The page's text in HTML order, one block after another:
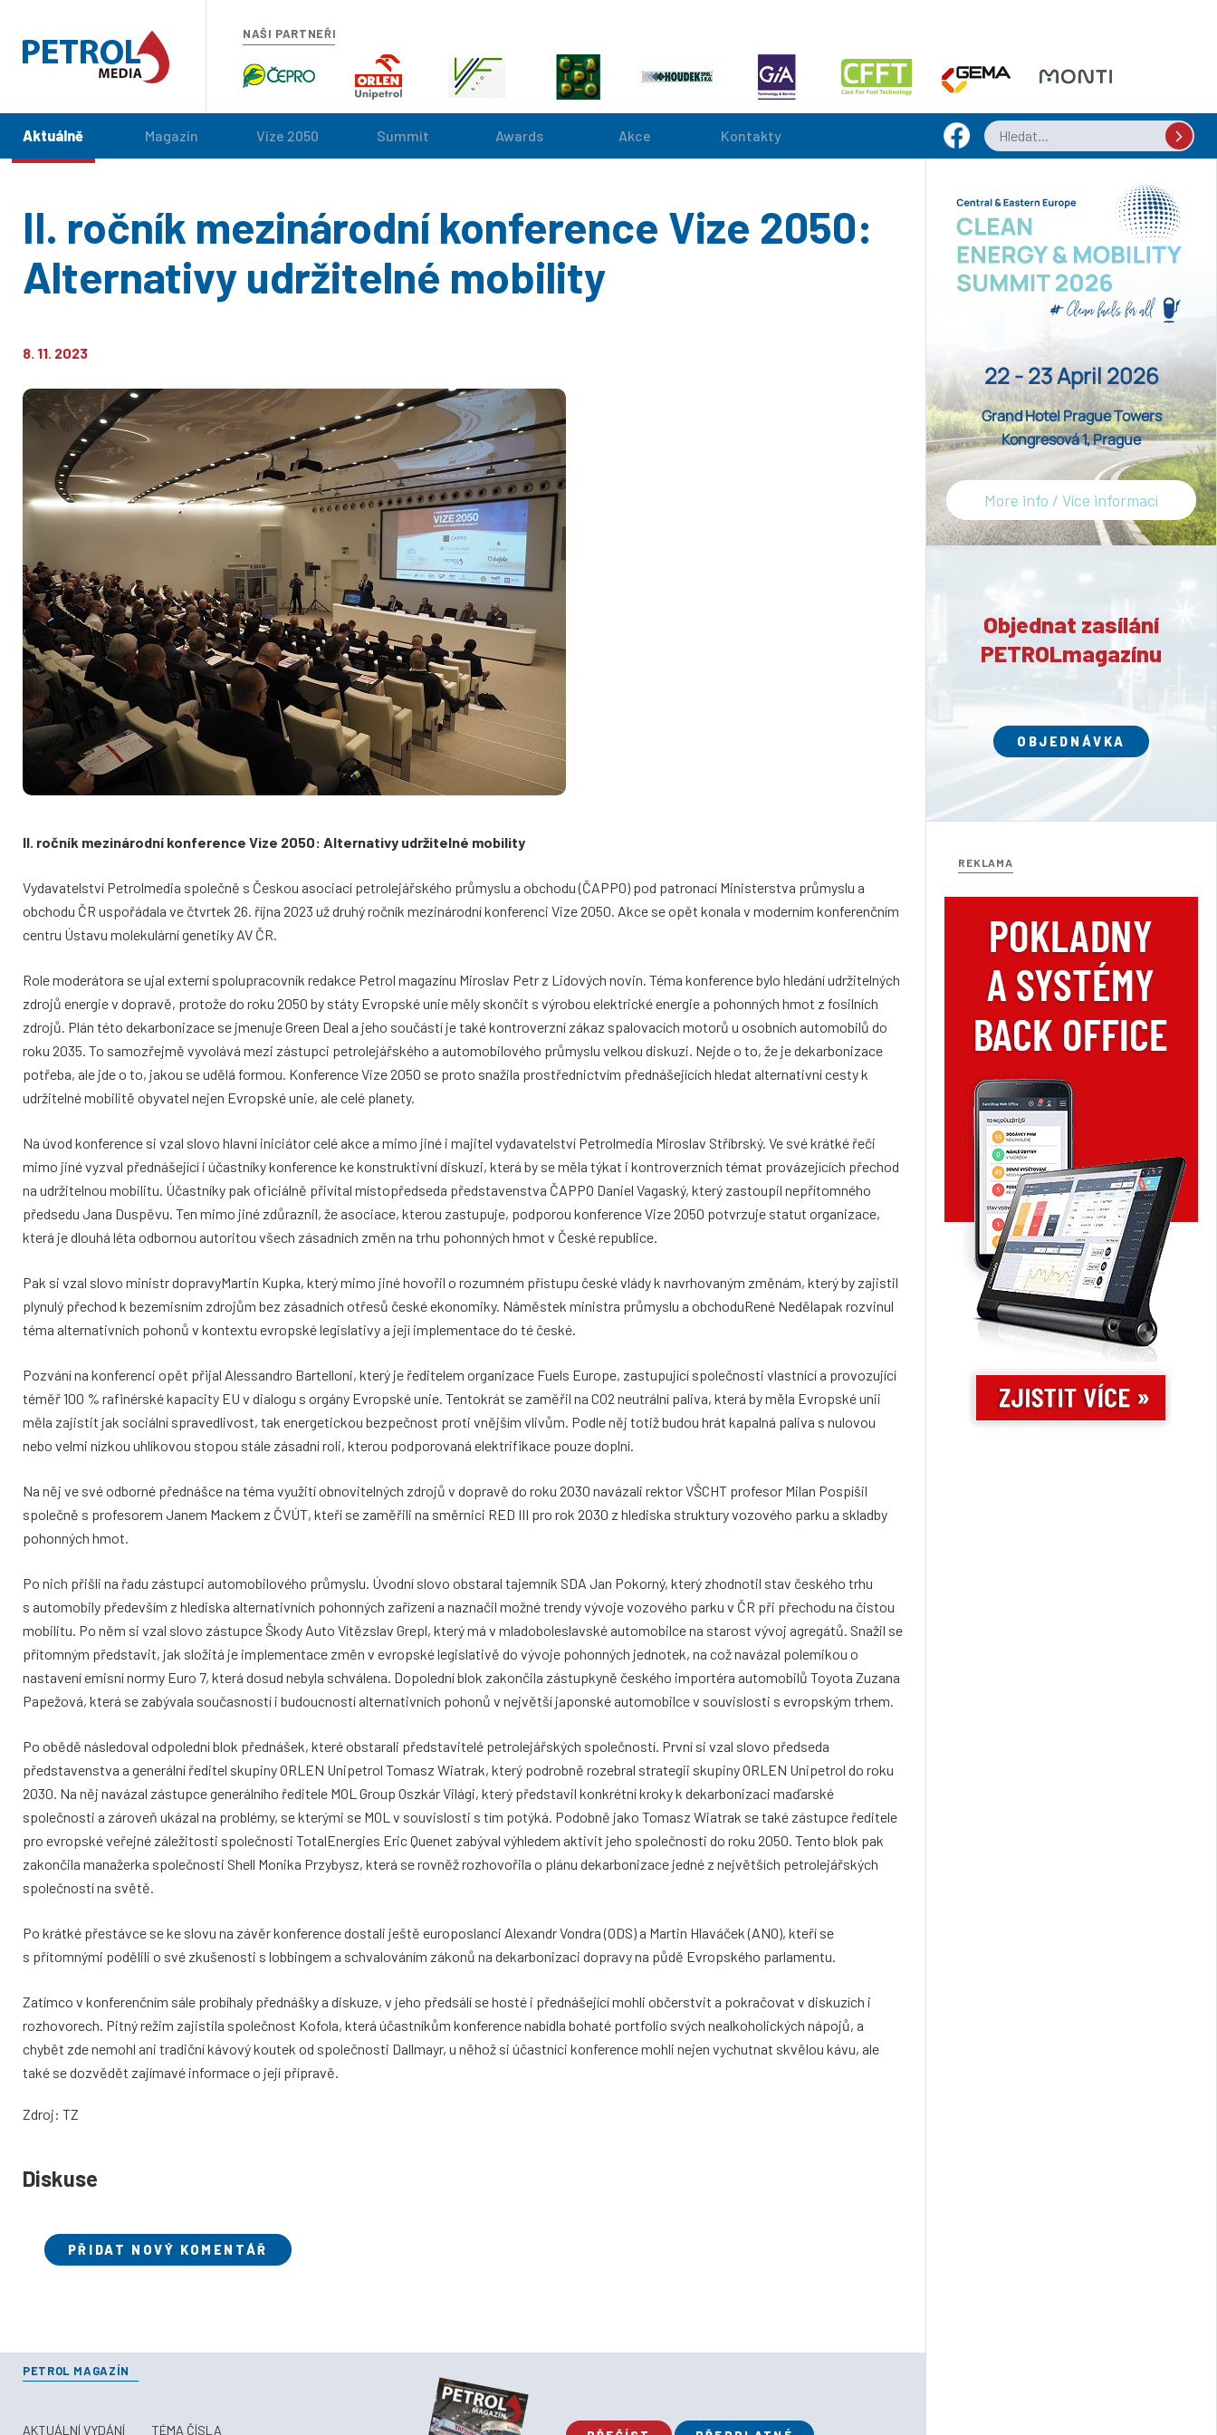
NAŠI PARTNEŘI
Aktuálně Magazín Vize 2050 Summit Awards Akce Kontakty
II. ročník mezinárodní konference Vize 2050:
Alternativy udržitelné mobility
8. 11. 2023
II. ročník mezinárodní konference Vize 2050: Alternativy udržitelné mobility
Vydavatelství Petrolmedia společně s Českou asociací petrolejářského průmyslu a obchodu (ČAPPO) pod patronací Ministerstva průmyslu a
obchodu ČR uspořádala ve čtvrtek 26. října 2023 už druhý ročník mezinárodní konferenci Vize 2050. Akce se opět konala v moderním konferenčním
centru Ústavu molekulární genetiky AV ČR.
Role moderátora se ujal externí spolupracovník redakce Petrol magazínu Miroslav Petr z Lidových novin. Téma konference bylo hledání udržitelných
zdrojů energie v dopravě, protože do roku 2050 by státy Evropské unie měly skončit s výrobou elektrické energie a pohonných hmot z fosilních
zdrojů. Plán této dekarbonizace se jmenuje Green Deal a jeho součástí je také kontroverzní zákaz spalovacích motorů u osobních automobilů do
roku 2035. To samozřejmě vyvolává mezi zástupci petrolejářského a automobilového průmyslu velkou diskuzi. Nejde o to, že je dekarbonizace
potřeba, ale jde o to, jakou se udělá formou. Konference Vize 2050 se proto snažila prostřednictvím přednášejících hledat alternativní cesty k
udržitelné mobilitě obyvatel nejen Evropské unie, ale celé planety.
Na úvod konference si vzal slovo hlavní iniciátor celé akce a mimo jiné i majitel vydavatelství Petrolmedia Miroslav Stříbrský. Ve své krátké řeči
mimo jiné vyzval přednášející i účastníky konference ke konstruktivní diskuzi, která by se měla týkat i kontroverzních témat provázejících přechod
na udržitelnou mobilitu. Účastníky pak oficiálně přivítal místopředseda představenstva ČAPPO Daniel Vagaský, který zastoupil nepřítomného
předsedu Jana Duspěvu. Ten mimo jiné zdůraznil, že asociace, kterou zastupuje, podporou konference Vize 2050 potvrzuje statut organizace,
která je dlouhá léta odbornou autoritou všech zásadních změn na trhu pohonných hmot v České republice.
Pak si vzal slovo ministr dopravyMartin Kupka, který mimo jiné hovořil o rozumném přístupu české vlády k navrhovaným změnám, který by zajistil
plynulý přechod k bezemisním zdrojům bez zásadních otřesů české ekonomiky. Náměstek ministra průmyslu a obchoduRené Nedělapak rozvinul
téma alternativních pohonů v kontextu evropské legislativy a její implementace do té české.
Pozvání na konferenci opět přijal Alessandro Bartelloni, který je ředitelem organizace Fuels Europe, zastupující společnosti vlastnící a provozující
téměř 100 % rafinérské kapacity EU v dialogu s orgány Evropské unie. Tentokrát se zaměřil na CO2 neutrální paliva, která by měla Evropské unii
měla zajistit jak sociální spravedlivost, tak energetickou bezpečnost proti vnějším vlivům. Podle něj totiž budou hrát kapalná paliva s nulovou
nebo velmi nízkou uhlíkovou stopou stále zásadní roli, kterou podporovaná elektrifikace pouze doplní.
Na něj ve své odborné přednášce na téma využití obnovitelných zdrojů v dopravě do roku 2030 navázali rektor VŠCHT profesor Milan Pospíšil
společně s profesorem Janem Mackem z ČVÚT, kteří se zaměřili na směrnici RED III pro rok 2030 z hlediska struktury vozového parku a skladby
pohonných hmot.
Po nich přišli na řadu zástupci automobilového průmyslu. Úvodní slovo obstaral tajemník SDA Jan Pokorný, který zhodnotil stav českého trhu
s automobily především z hlediska alternativních pohonných zařízení a naznačil možné trendy vývoje vozového parku v ČR při přechodu na čistou
mobilitu. Po něm si vzal slovo zástupce Škody Auto Vítězslav Grepl, který má v mladoboleslavské automobilce na starost vývoj agregátů. Snažil se
přítomným představit, jak složitá je implementace změn v evropské legislativě do vývoje pohonných jednotek, na což navázal polemikou o
nastavení emisní normy Euro 7, která dosud nebyla schválena. Dopolední blok zakončila zástupkyně českého importéra automobilů Toyota Zuzana
Papežová, která se zabývala současností i budoucností alternativních pohonů v největší japonské automobilce v souvislosti s evropským trhem.
Po obědě následoval odpolední blok přednášek, které obstarali představitelé petrolejářských společností. První si vzal slovo předseda
představenstva a generální ředitel​ skupiny ORLEN Unipetrol Tomasz Wiatrak, který podrobně rozebral strategii skupiny ORLEN Unipetrol do roku
2030. Na něj navázal zástupce generálního ředitele MOL Group Oszkár Világi, který představil konkrétní kroky k dekarbonizaci maďarské
společnosti a zároveň ukázal na problémy, se kterými se MOL v souvislosti s tím potýká. Podobně jako Tomasz Wiatrak se také zástupce ředitele
pro evropské veřejné záležitosti společnosti TotalEnergies Eric Quenet zabýval výhledem aktivit jeho společnosti do roku 2050. Tento blok pak
zakončila manažerka společnosti Shell Monika Przybysz, která se rovněž rozhovořila o plánu dekarbonizace jedné z největších petrolejářských
společností na světě.
Po krátké přestávce se ke slovu na závěr konference dostali ještě europoslanci Alexandr Vondra (ODS) a Martin Hlaváček (ANO), kteří se
s přítomnými podělili o své zkušenosti s lobbingem a schvalováním zákonů na dekarbonizaci dopravy na půdě Evropského parlamentu.
Zatímco v konferenčním sále probíhaly přednášky a diskuze, v jeho předsálí se hosté i přednášející mohli občerstvit a pokračovat v diskuzích i
rozhovorech. Pitný režim zajistila společnost Kofola, která účastníkům konference nabídla bohaté portfolio svých nealkoholických nápojů, a
chybět zde nemohl ani tradiční kávový koutek od společnosti Dallmayr, u něhož si účastníci konference mohli nejen vychutnat skvělou kávu, ale
také se dozvědět zajímavé informace o její přípravě.
Zdroj: TZ
Diskuse
PŘIDAT NOVÝ KOMENTÁŘ
PETROL MAGAZÍN
AKTUÁLNÍ VYDÁNÍ TÉMA ČÍSLA
22 - 23 April 2026
Grand Hotel Prague Towers
Kongresová 1, Prague
More info / Více informací
Objednat zasílání
PETROLmagazínu
OBJEDNÁVKA
REKLAMA